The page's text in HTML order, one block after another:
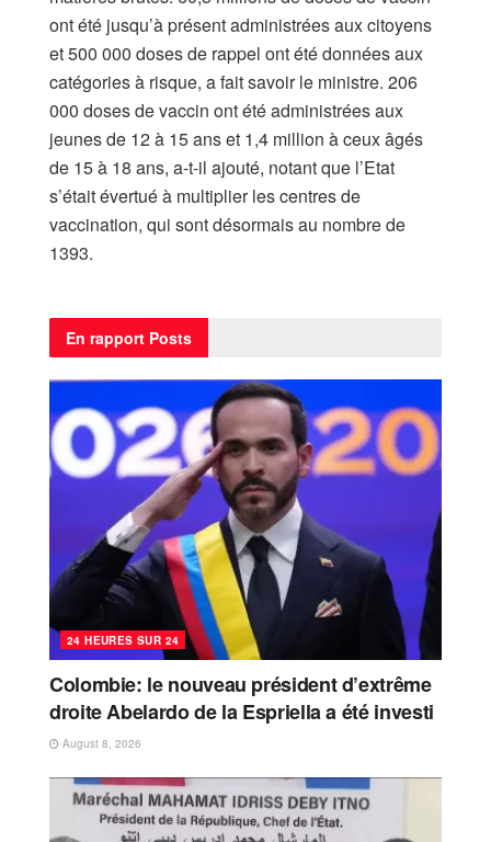
ont été jusqu’à présent administrées aux citoyens
et 500 000 doses de rappel ont été données aux
catégories à risque, a fait savoir le ministre. 206
000 doses de vaccin ont été administrées aux
jeunes de 12 à 15 ans et 1,4 million à ceux âgés
de 15 à 18 ans, a-t-il ajouté, notant que l’Etat
s’était évertué à multiplier les centres de
vaccination, qui sont désormais au nombre de
1393.
En rapport Posts
24 HEURES SUR 24
Colombie: le nouveau président d’extrême
droite Abelardo de la Espriella a été investi
August 8, 2026